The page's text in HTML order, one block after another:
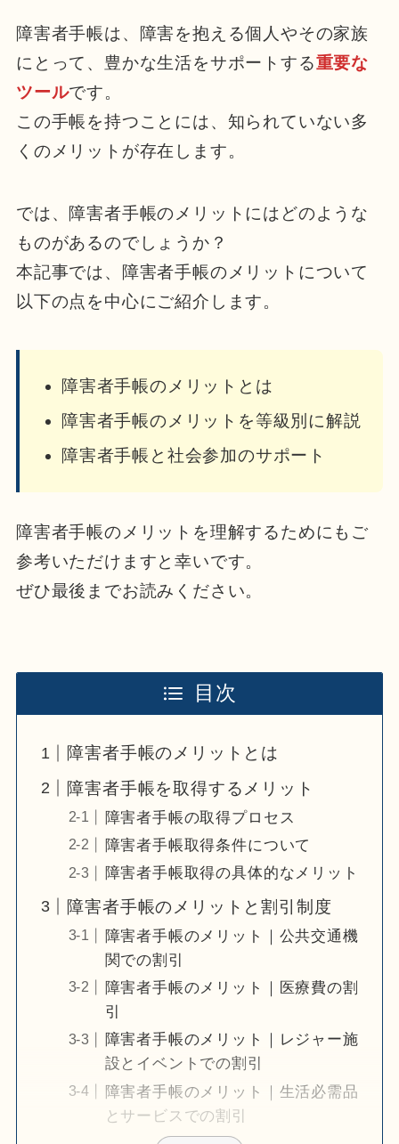
障害者手帳は、障害を抱える個人やその家族
にとって、豊かな生活をサポートする重要な
ツールです。
この手帳を持つことには、知られていない多
くのメリットが存在します。
では、障害者手帳のメリットにはどのような
ものがあるのでしょうか？
本記事では、障害者手帳のメリットについて
以下の点を中心にご紹介します。
障害者手帳のメリットとは
障害者手帳のメリットを等級別に解説
障害者手帳と社会参加のサポート
障害者手帳のメリットを理解するためにもご
参考いただけますと幸いです。
ぜひ最後までお読みください。
目次
障害者手帳のメリットとは
障害者手帳を取得するメリット
障害者手帳の取得プロセス
障害者手帳取得条件について
障害者手帳取得の具体的なメリット
障害者手帳のメリットと割引制度
障害者手帳のメリット｜公共交通機
関での割引
障害者手帳のメリット｜医療費の割
引
障害者手帳のメリット｜レジャー施
設とイベントでの割引
障害者手帳のメリット｜生活必需品
とサービスでの割引